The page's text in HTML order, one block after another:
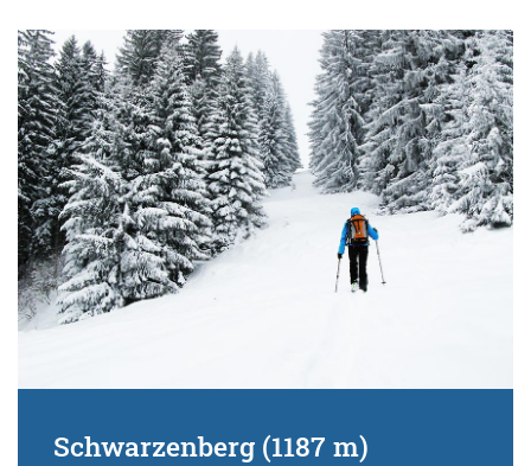
Schwarzenberg (1187 m)